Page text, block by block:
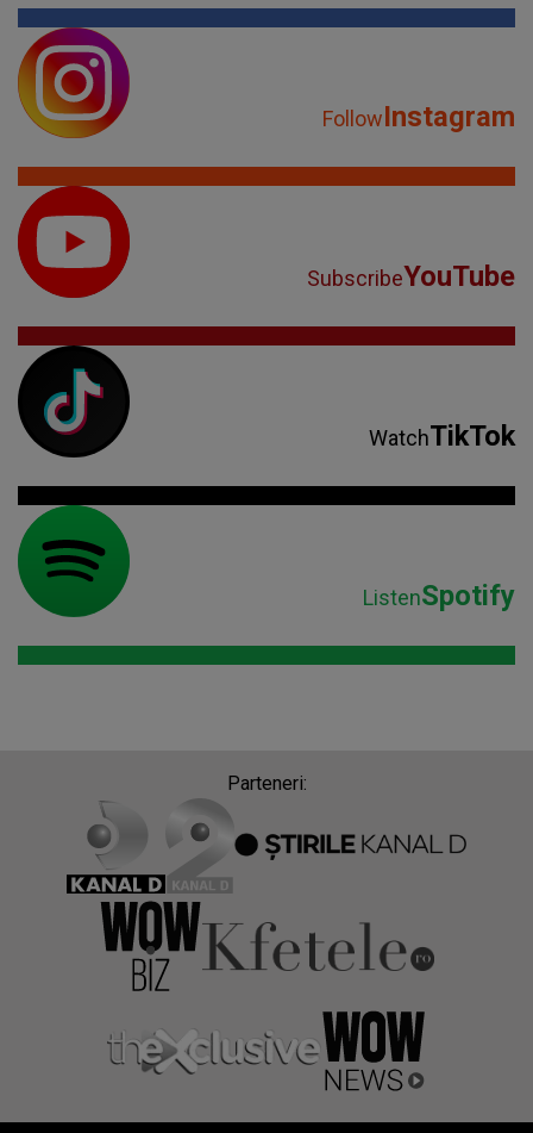
FollowInstagram
SubscribeYouTube
WatchTikTok
ListenSpotify
Parteneri: